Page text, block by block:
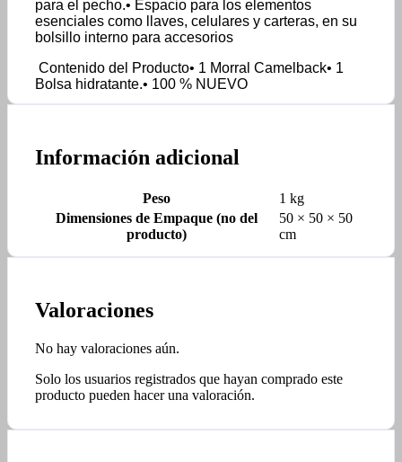
para el pecho.• Espacio para los elementos
esenciales como llaves, celulares y carteras, en su
bolsillo interno para accesorios
Contenido del Producto• 1 Morral Camelback• 1
Bolsa hidratante.• 100 % NUEVO
Información adicional
Peso
1 kg
Dimensiones de Empaque (no del
producto)
50 × 50 × 50
cm
Valoraciones
No hay valoraciones aún.
Solo los usuarios registrados que hayan comprado este
producto pueden hacer una valoración.